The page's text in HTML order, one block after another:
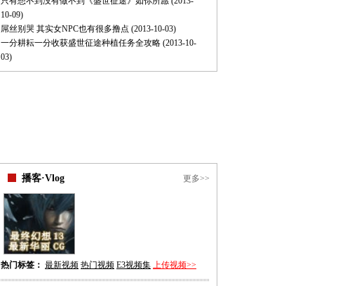
10-09)
屌丝别哭 其实女NPC也有很多撸点 (2013-10-03)
一分耕耘一分收获盛世征途种植任务全攻略 (2013-10-
03)
更多>>
播客·Vlog
热门标签： 最新视频 热门视频 E3视频集 上传视频>>